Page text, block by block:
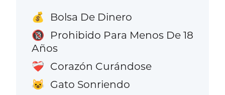
💰 Bolsa De Dinero
🔞
Prohibido Para Menos De 18
Años
❤️‍🩹 Corazón Curándose
😺 Gato Sonriendo